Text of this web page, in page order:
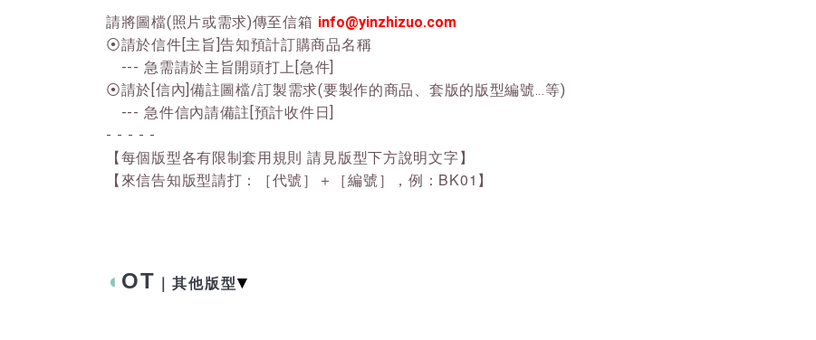
請將圖檔(照片或需求)傳至信箱 info@yinzhizuo.com
⦿請於信件[主旨]告知預計訂購商品名稱
--- 急需請於主旨開頭打上[急件]
⦿請於[信內]備註圖檔/訂製需求(要製作的商品、套版的版型編號...等)
--- 急件信內請備註[預計收件日]
- - - - -
【每個版型各有限制套用規則 請見版型下方說明文字】
【來信告知版型請打：［代號］＋［編號］，例：BK01】
◖ OT ｜其他版型▾